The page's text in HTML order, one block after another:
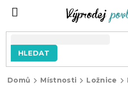
HLEDAT
Domů Místnosti Ložnice